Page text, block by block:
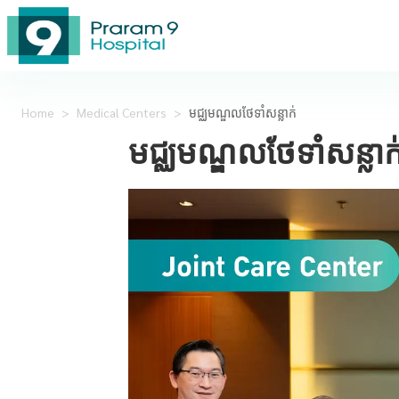
Home > Medical Centers > មជ្ឈមណ្ឌលថែទាំសន្លាក់
មជ្ឈមណ្ឌលថែទាំសន្លា